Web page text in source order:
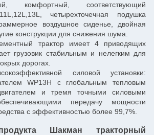
комфортный, соответствующий
четырехточечная подушка
воздушное сиденье, двойная
конструкции для снижения шума.
трактор имеет 4 приводящих
грузовик стабильным и нелегким для
дорогах.
силовой установки:
WP13H с глобальным тепловым
и тремя точными силовыми
передачу мощности
с эффективностью более 99,7%.
Шакман тракторный